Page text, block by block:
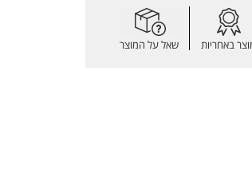
באחריות שאל על המוצר